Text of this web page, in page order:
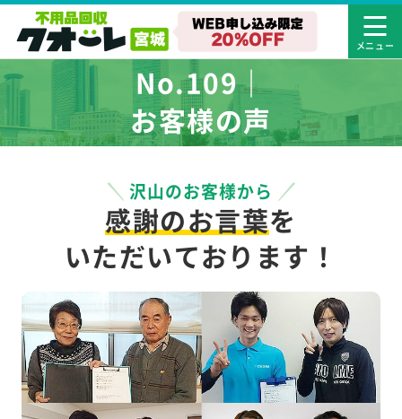
No.109｜
お客様の声
沢山のお客様から
感謝のお言葉を
いただいております！